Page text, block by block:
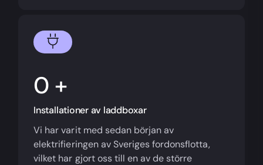
+
Installationer av laddboxar
Vi har varit med sedan början av
elektrifieringen av Sveriges fordonsflotta,
vilket har gjort oss till en av de större